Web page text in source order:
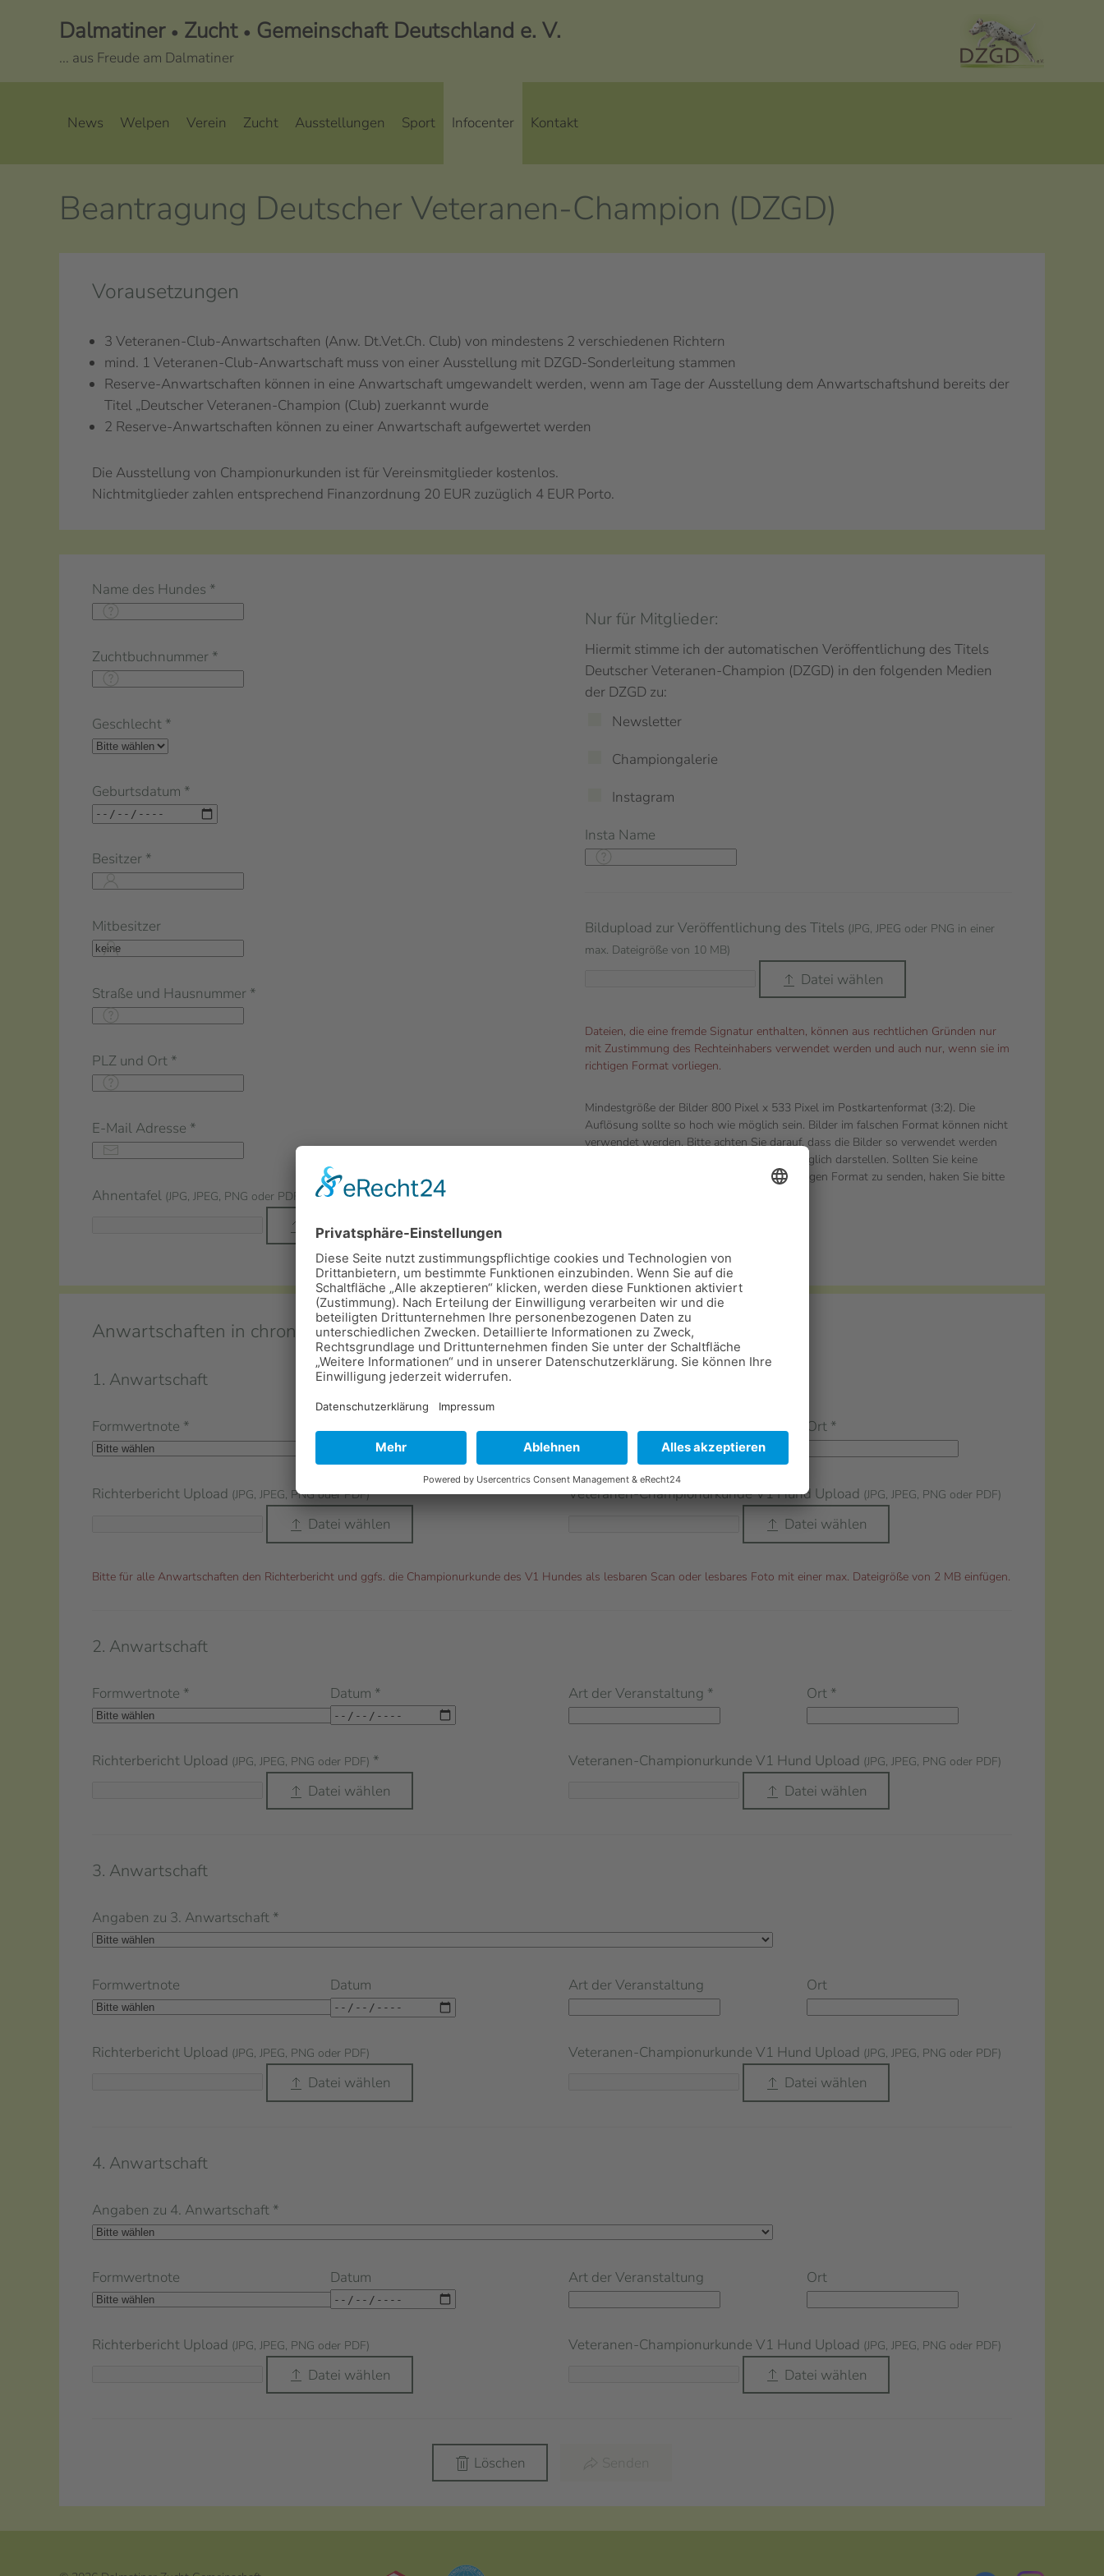
Dalmatiner • Zucht • Gemeinschaft Deutschland e. V.
... aus Freude am Dalmatiner
News Welpen Verein Zucht Ausstellungen Sport Infocenter Kontakt
Beantragung Deutscher Veteranen-Champion (DZGD)
Vorausetzungen
3 Veteranen-Club-Anwartschaften (Anw. Dt.Vet.Ch. Club) von mindestens 2 verschiedenen Richtern
mind. 1 Veteranen-Club-Anwartschaft muss von einer Ausstellung mit DZGD-Sonderleitung stammen
Reserve-Anwartschaften können in eine Anwartschaft umgewandelt werden, wenn am Tage der Ausstellung dem Anwartschaftshund bereits der
Titel „Deutscher Veteranen-Champion (Club) zuerkannt wurde
2 Reserve-Anwartschaften können zu einer Anwartschaft aufgewertet werden
Die Ausstellung von Championurkunden ist für Vereinsmitglieder kostenlos.
Nichtmitglieder zahlen entsprechend Finanzordnung 20 EUR zuzüglich 4 EUR Porto.
Name des Hundes *
Zuchtbuchnummer *
Geschlecht *
Geburtsdatum *
Besitzer *
Mitbesitzer
Straße und Hausnummer *
PLZ und Ort *
E-Mail Adresse *
Ahnentafel (JPG, JPEG, PNG oder PDF in einer max. Dateigröße von 2 MB)
Datei wählen
Nur für Mitglieder:
Hiermit stimme ich der automatischen Veröffentlichung des Titels
Deutscher Veteranen-Champion (DZGD) in den folgenden Medien
der DZGD zu:
Newsletter
Championgalerie
Instagram
Insta Name
Bildupload zur Veröffentlichung des Titels (JPG, JPEG oder PNG in einer
max. Dateigröße von 10 MB)
Datei wählen
Dateien, die eine fremde Signatur enthalten, können aus rechtlichen Gründen nur
mit Zustimmung des Rechteinhabers verwendet werden und auch nur, wenn sie im
richtigen Format vorliegen.
Mindestgröße der Bilder 800 Pixel x 533 Pixel im Postkartenformat (3:2). Die
Auflösung sollte so hoch wie möglich sein. Bilder im falschen Format können nicht
verwendet werden. Bitte achten Sie darauf, dass die Bilder so verwendet werden
können, denn sie sollen Ihren Hund bestmöglich darstellen. Sollten Sie keine
Möglichkeit haben, die Bilder selbst im richtigen Format zu senden, haken Sie bitte
Anwartschaften in chronologischer Reihenfolge
1. Anwartschaft
Formwertnote * Datum* Art der Veranstaltung* Ort *
Richterbericht Upload (JPG, JPEG, PNG oder PDF) *
Datei wählen
Veteranen-Championurkunde V1 Hund Upload (JPG, JPEG, PNG oder PDF)
Datei wählen
Bitte für alle Anwartschaften den Richterbericht und ggfs. die Championurkunde des V1 Hundes als lesbaren Scan oder lesbares Foto mit einer max. Dateigröße von 2 MB einfügen.
2. Anwartschaft
Formwertnote * Datum * Art der Veranstaltung * Ort *
Richterbericht Upload (JPG, JPEG, PNG oder PDF) *
Datei wählen
Veteranen-Championurkunde V1 Hund Upload (JPG, JPEG, PNG oder PDF)
Datei wählen
3. Anwartschaft
Angaben zu 3. Anwartschaft *
Formwertnote Datum Art der Veranstaltung Ort
Richterbericht Upload (JPG, JPEG, PNG oder PDF)
Datei wählen
Veteranen-Championurkunde V1 Hund Upload (JPG, JPEG, PNG oder PDF)
Datei wählen
4. Anwartschaft
Angaben zu 4. Anwartschaft *
Formwertnote Datum Art der Veranstaltung Ort
Richterbericht Upload (JPG, JPEG, PNG oder PDF)
Datei wählen
Veteranen-Championurkunde V1 Hund Upload (JPG, JPEG, PNG oder PDF)
Datei wählen
Löschen